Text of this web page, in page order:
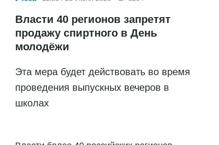
Власти 40 регионов запретят
продажу спиртного в День
молодёжи
Эта мера будет действовать во время
проведения выпускных вечеров в
школах